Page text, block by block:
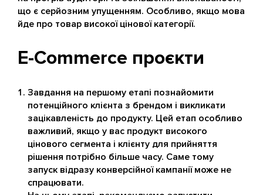
що є серйозним упущенням. Особливо, якщо мова
йде про товар високої цінової категорії.
E-Commerce проєкти
Завдання на першому етапі познайомити
потенційного клієнта з брендом і викликати
зацікавленість до продукту. Цей етап особливо
важливий, якщо у вас продукт високого
цінового сегмента і клієнту для прийняття
рішення потрібно більше часу. Саме тому
запуск відразу конверсійної кампанії може не
спрацювати.